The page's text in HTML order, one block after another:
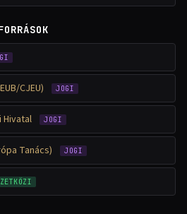
CJEU) JOGI
Hivatal JOGI
Tanács) JOGI